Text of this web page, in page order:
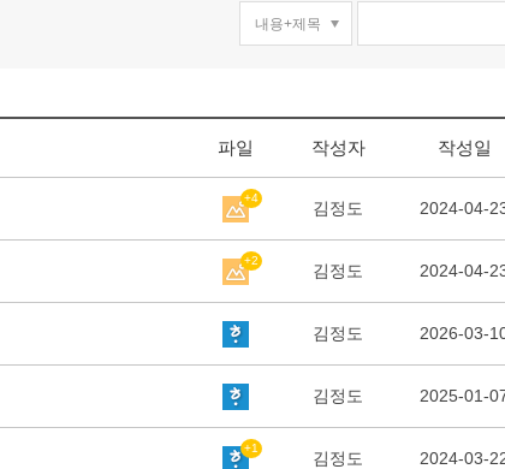
파일 작성자 작성일
+4
김정도 2024-04-
+2
김정도 2024-04-
김정도 2026-03-
김정도 2025-01-
+1
김정도 2024-03-